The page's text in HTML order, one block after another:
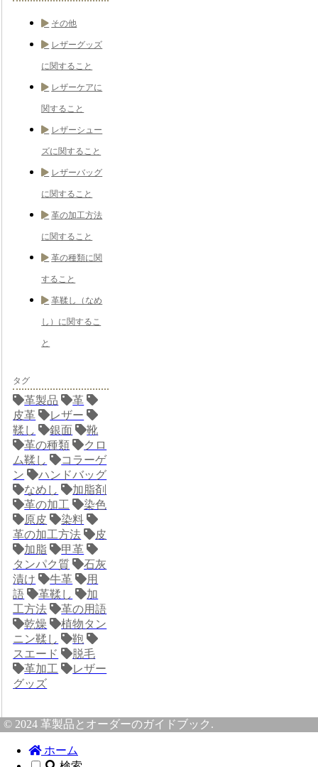
その他
レザーグッズ
に関すること
レザーケアに
関すること
レザーシュー
ズに関すること
レザーバッグ
に関すること
革の加工方法
に関すること
革の種類に関
すること
革鞣し（なめ
し）に関するこ
と
タグ
革製品
革
皮革
レザー
鞣し
銀面
靴
革の種類
クロ
ム鞣し
コラーゲ
ン
ハンドバッグ
なめし
加脂剤
革の加工
染色
原皮
染料
革の加工方法
皮
加脂
甲革
タンパク質
石灰
漬け
牛革
用
語
革鞣し
加
工方法
革の用語
乾燥
植物タン
ニン鞣し
鞄
スエード
脱毛
革加工
レザー
グッズ
© 2024 革製品とオーダーのガイドブック.
ホーム